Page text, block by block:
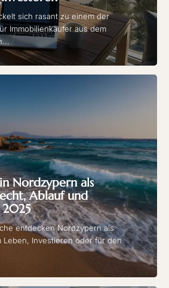
sich rasant zu einem der
Immobilienkäufer aus dem
Nordzypern als
Ablauf und
2025
entdecken Nordzypern als
Leben, Investieren oder für den